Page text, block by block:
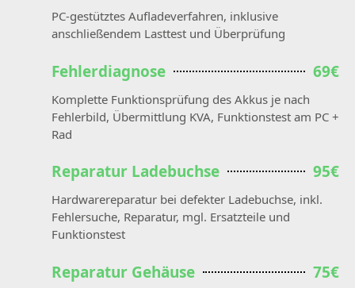
PC-gestütztes Aufladeverfahren, inklusive
anschließendem Lasttest und Überprüfung
Fehlerdiagnose 69€
Komplette Funktionsprüfung des Akkus je nach
Fehlerbild, Übermittlung KVA, Funktionstest am PC +
Rad
Reparatur Ladebuchse 95€
Hardwarereparatur bei defekter Ladebuchse, inkl.
Fehlersuche, Reparatur, mgl. Ersatzteile und
Funktionstest
Reparatur Gehäuse 75€